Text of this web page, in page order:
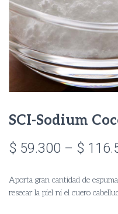
SCI-Sodium
$ 59.300 – $
Aporta gran cantidad de
resecar la piel ni el cuero